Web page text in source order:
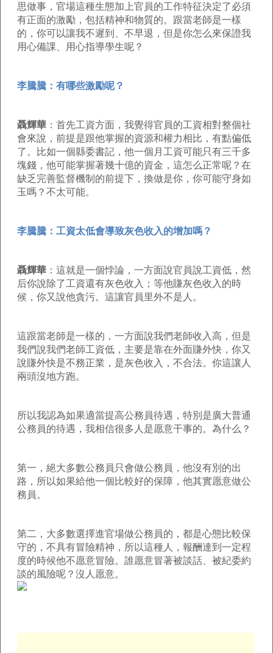
思做事，官場這種生態加上官員的工作特征決定了必須
有正面的激勵，包括精神和物質的。跟當老師是一樣
的，你可以讓我不遲到、不早退，但是你怎么來保證我
用心備課、用心指導學生呢？
李騰騰：有哪些激勵呢？
聶輝華 ：首先工資方面，我覺得官員的工資相對整個社
會來說，前提是跟他掌握的資源和權力相比，有點偏低
了。比如一個縣委書記，他一個月工資可能只有三千多
塊錢，他可能掌握著幾十億的資金，這怎么正常呢？在
缺乏完善監督機制的前提下，換做是你，你可能守身如
玉嗎？不太可能。
李騰騰：工資太低會導致灰色收入的增加嗎？
聶輝華 ：這就是一個悖論，一方面說官員說工資低，然
后你說除了工資還有灰色收入；等他賺灰色收入的時
候，你又說他貪污。這讓官員里外不是人。
這跟當老師是一樣的，一方面說我們老師收入高，但是
我們說我們老師工資低，主要是靠在外面賺外快，你又
說賺外快是不務正業，是灰色收入，不合法。你這讓人
兩頭沒地方跑。
所以我認為如果適當提高公務員待遇，特別是廣大普通
公務員的待遇，我相信很多人是愿意干事的。為什么？
第一，絕大多數公務員只會做公務員，他沒有別的出
路，所以如果給他一個比較好的保障，他其實愿意做公
務員。
第二，大多數選擇進官場做公務員的，都是心態比較保
守的，不具有冒險精神，所以這種人，報酬達到一定程
度的時候他不愿意冒險。誰愿意冒著被談話、被紀委約
談的風險呢？沒人愿意。